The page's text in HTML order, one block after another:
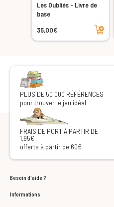
Les Oubliés - Livre de
base
35,00€
Ajouter au panier
PLUS DE 50 000 RÉFÉRENCES
pour trouver le jeu idéal
FRAIS DE PORT À PARTIR DE
1,95€
offerts à partir de 60€
Besoin d'aide ?
Informations